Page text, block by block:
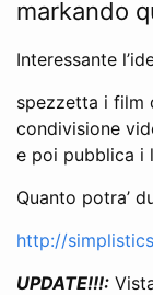
markando
Interessante
spezzetta i film
condivisione
e poi pubblica i
Quanto potra’
http://
UPDATE!!!: